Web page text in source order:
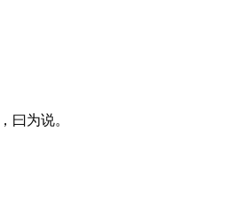
曰”为说。